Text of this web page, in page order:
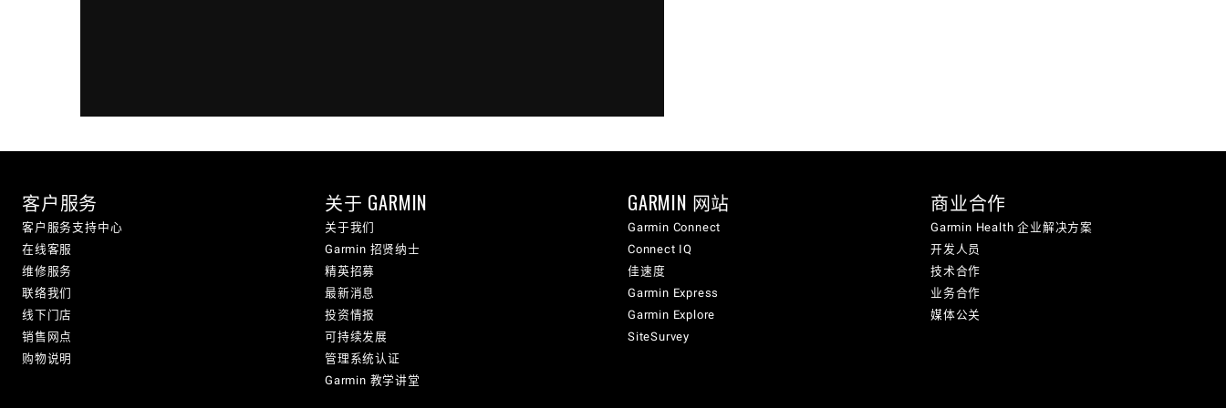
客户服务
客户服务支持中心
在线客服
维修服务
联络我们
线下门店
销售网点
购物说明
关于 GARMIN
关于我们
Garmin 招贤纳士
精英招募
最新消息
投资情报
可持续发展
管理系统认证
Garmin 教学讲堂
GARMIN 网站
Garmin Connect
Connect IQ
佳速度
Garmin Express
Garmin Explore
SiteSurvey
商业合作
Garmin Health 企业解决方案
开发人员
技术合作
业务合作
媒体公关